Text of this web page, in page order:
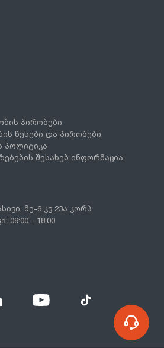
პირობები
წესები და პირობები
პოლიტიკა
შესახებ ინფორმაცია
მე-6 კვ 23ა კორპ
09:00 - 18:00